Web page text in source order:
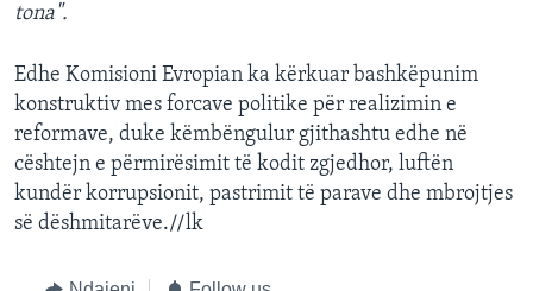
tona".
Edhe Komisioni Evropian ka kërkuar bashkëpunim
konstruktiv mes forcave politike për realizimin e
reformave, duke këmbëngulur gjithashtu edhe në
cështejn e përmirësimit të kodit zgjedhor, luftën
kundër korrupsionit, pastrimit të parave dhe mbrojtjes
së dëshmitarëve.//lk